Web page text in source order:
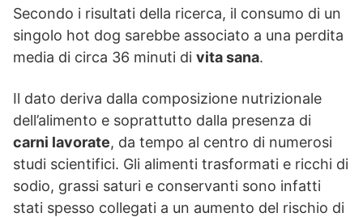
Secondo i risultati della ricerca, il consumo di un
singolo hot dog sarebbe associato a una perdita
media di circa 36 minuti di vita sana.
Il dato deriva dalla composizione nutrizionale
dell’alimento e soprattutto dalla presenza di
carni lavorate, da tempo al centro di numerosi
studi scientifici. Gli alimenti trasformati e ricchi di
sodio, grassi saturi e conservanti sono infatti
stati spesso collegati a un aumento del rischio di